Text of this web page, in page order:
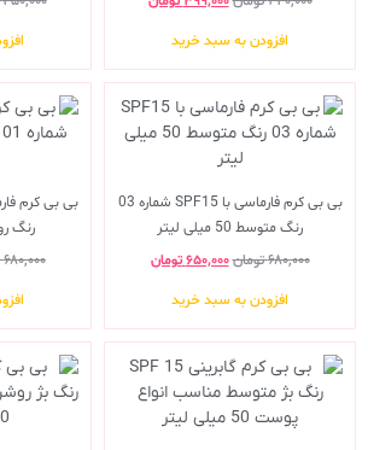
افزودن به سبد خرید
بی بی کرم فارماسی با SPF15 شماره 03
رنگ متوسط 50 میلی لیتر
۶۸۰,۰۰۰تومان۶۵۰,۰۰۰ تومان
افزودن به سبد خرید
رنگ روشن
۶۸۰,۰۰۰